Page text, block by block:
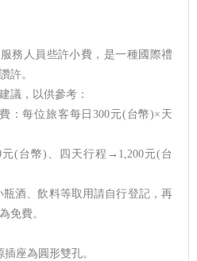
務人員些許小費，是一種國際禮
許。
議，以供參考：
：每位旅客每日300元(台幣)×天
台幣)、四天行程→1,200元(台
酒、飲料等取用請自行登記，再
免費。
座為圓形雙孔。